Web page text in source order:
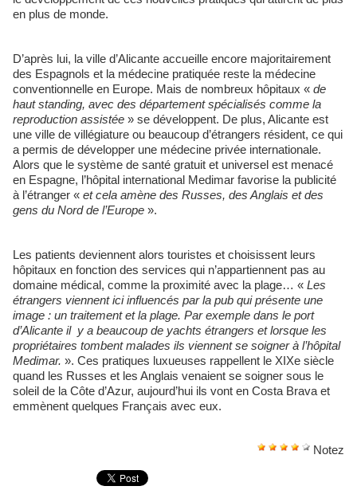
en plus de monde.
D’après lui, la ville d’Alicante accueille encore majoritairement
des Espagnols et la médecine pratiquée reste la médecine
conventionnelle en Europe. Mais de nombreux hôpitaux « de
haut standing, avec des département spécialisés comme la
reproduction assistée » se développent. De plus, Alicante est
une ville de villégiature ou beaucoup d’étrangers résident, ce qui
a permis de développer une médecine privée internationale.
Alors que le système de santé gratuit et universel est menacé
en Espagne, l’hôpital international Medimar favorise la publicité
à l’étranger « et cela amène des Russes, des Anglais et des
gens du Nord de l’Europe ».
Les patients deviennent alors touristes et choisissent leurs
hôpitaux en fonction des services qui n’appartiennent pas au
domaine médical, comme la proximité avec la plage… « Les
étrangers viennent ici influencés par la pub qui présente une
image : un traitement et la plage. Par exemple dans le port
d’Alicante il y a beaucoup de yachts étrangers et lorsque les
propriétaires tombent malades ils viennent se soigner à l’hôpital
Medimar. ». Ces pratiques luxueuses rappellent le XIXe siècle
quand les Russes et les Anglais venaient se soigner sous le
soleil de la Côte d’Azur, aujourd’hui ils vont en Costa Brava et
emmènent quelques Français avec eux.
Notez